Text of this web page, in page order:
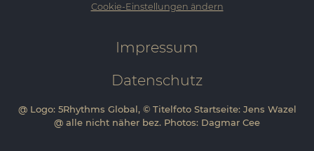
Cookie-Einstellungen ändern
Impressum
Datenschutz
@ Logo: 5Rhythms Global, © Titelfoto Startseite: Jens Wazel
@ alle nicht näher bez. Photos: Dagmar Cee